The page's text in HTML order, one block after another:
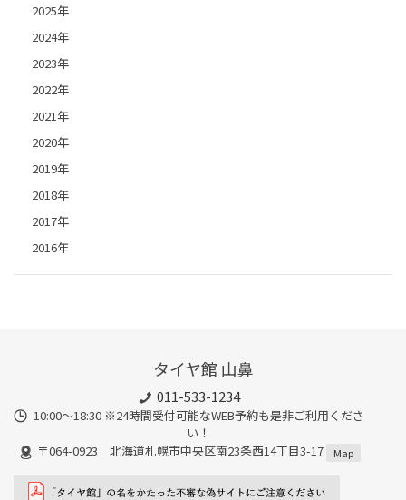
2025年
2024年
2023年
2022年
2021年
2020年
2019年
2018年
2017年
2016年
タイヤ館 山鼻
011-533-1234
10:00～18:30 ※24時間受付可能なWEB予約も是非ご利用くださ
い！
〒064-0923 北海道札幌市中央区南23条西14丁目3-17
Map